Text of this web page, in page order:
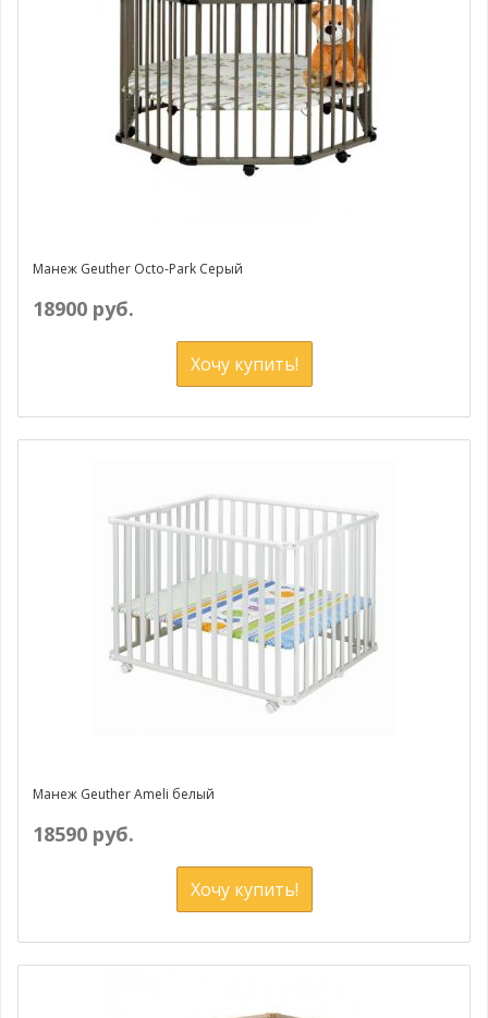
Манеж Geuther Octo-Park Серый
18900 руб.
Хочу купить!
Манеж Geuther Ameli белый
18590 руб.
Хочу купить!